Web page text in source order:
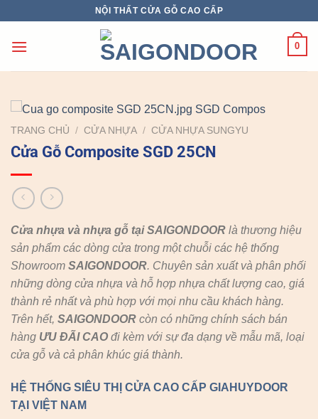
nội
NỘI THẤT CỬA GỖ CAO CẤP
0
TRANG CHỦ / CỬA NHỰA / CỬA NHỰA SUNGYU
Cửa Gỗ Composite SGD 25CN
Cửa nhựa và nhựa gỗ tại SAIGONDOOR là thương hiệu
sản phẩm các dòng cửa trong một chuỗi các hệ thống
Showroom SAIGONDOOR. Chuyên sản xuất và phân phối
những dòng cửa nhựa và hỗ hợp nhựa chất lượng cao, giá
thành rẻ nhất và phù hợp với mọi nhu cầu khách hàng.
Trên hết, SAIGONDOOR còn có những chính sách bán
hàng ƯU ĐÃI CAO đi kèm với sự đa dạng về mẫu mã, loại
cửa gỗ và cả phân khúc giá thành.
HỆ THỐNG SIÊU THỊ CỬA CAO CẤP GIAHUYDOOR
TẠI VIỆT NAM